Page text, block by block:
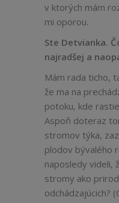
v ktorých mám
mi oporou.
Ste Detvianka.
najradšej a
Mám rada ticho,
že ma na
potoku, kde
Aspoň doteraz
stromov týka,
plodov bývalého
naposledy videli,
stromy ako
odchádzajúcich?